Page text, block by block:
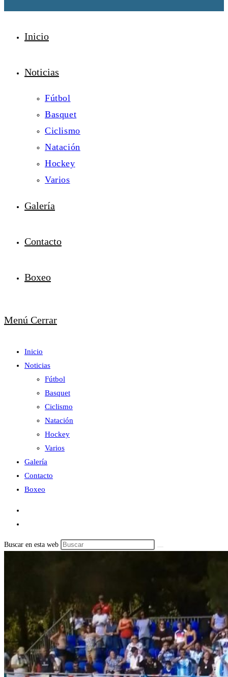
Inicio
Noticias
Fútbol
Basquet
Ciclismo
Natación
Hockey
Varios
Galería
Contacto
Boxeo
Menú Cerrar
Inicio
Noticias
Fútbol
Basquet
Ciclismo
Natación
Hockey
Varios
Galería
Contacto
Boxeo
Buscar en esta web